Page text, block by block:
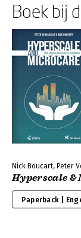
Boek bij
Nick Boucart, Peter
Hyperscale &
Paperback |